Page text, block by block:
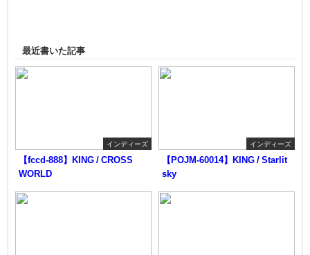
最近書いた記事
インディーズ
【fccd-888】KING / CROSS
WORLD
インディーズ
【POJM-60014】KING / Starlit
sky